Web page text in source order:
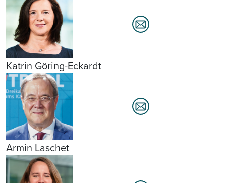
Katrin Göring-Eckardt
Armin Laschet